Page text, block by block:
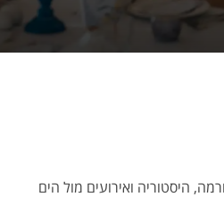
היסטוריה ואירועים מול הים